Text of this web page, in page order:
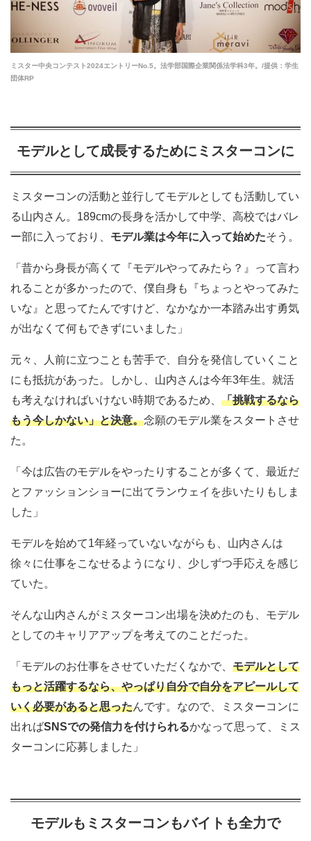
ミスター中央コンテスト2024エントリーNo.5。法学部国際企業関係法学科3年。/提供：学生
団体RP
モデルとして成長するためにミスターコンに
ミスターコンの活動と並行してモデルとしても活動してい
る山内さん。189cmの長身を活かして中学、高校ではバレ
ー部に入っており、 モデル業は今年に入って始めたそう。
「昔から身長が高くて『モデルやってみたら？』って言わ
れることが多かったので、僕自身も『ちょっとやってみた
いな』と思ってたんですけど、なかなか一本踏み出す勇気
が出なくて何もできずにいました」
元々、人前に立つことも苦手で、自分を発信していくこと
にも抵抗があった。しかし、山内さんは今年3年生。就活
も考えなければいけない時期であるため、 「挑戦するなら
もう今しかない」と決意。念願のモデル業をスタートさせ
た。
「今は広告のモデルをやったりすることが多くて、最近だ
とファッションショーに出てランウェイを歩いたりもしま
した」
モデルを始めて1年経っていないながらも、山内さんは
徐々に仕事をこなせるようになり、少しずつ手応えを感じ
ていた。
そんな山内さんがミスターコン出場を決めたのも、モデル
としてのキャリアアップを考えてのことだった。
「モデルのお仕事をさせていただくなかで、 モデルとして
もっと活躍するなら、やっぱり自分で自分をアピールして
いく必要があると思ったんです。なので、ミスターコンに
出ればSNSでの発信力を付けられるかなって思って、ミス
ターコンに応募しました」
モデルもミスターコンもバイトも全力で